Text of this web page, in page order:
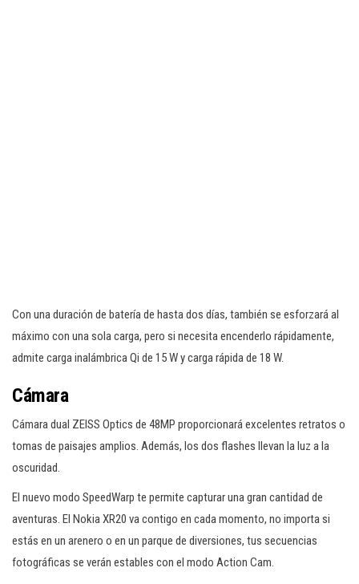
Con una duración de batería de hasta dos días, también se esforzará al
máximo con una sola carga, pero si necesita encenderlo rápidamente,
admite carga inalámbrica Qi de 15 W y carga rápida de 18 W.
Cámara
Cámara dual ZEISS Optics de 48MP proporcionará excelentes retratos o
tomas de paisajes amplios. Además, los dos flashes llevan la luz a la
oscuridad.
El nuevo modo SpeedWarp te permite capturar una gran cantidad de
aventuras. El Nokia XR20 va contigo en cada momento, no importa si
estás en un arenero o en un parque de diversiones, tus secuencias
fotográficas se verán estables con el modo Action Cam.